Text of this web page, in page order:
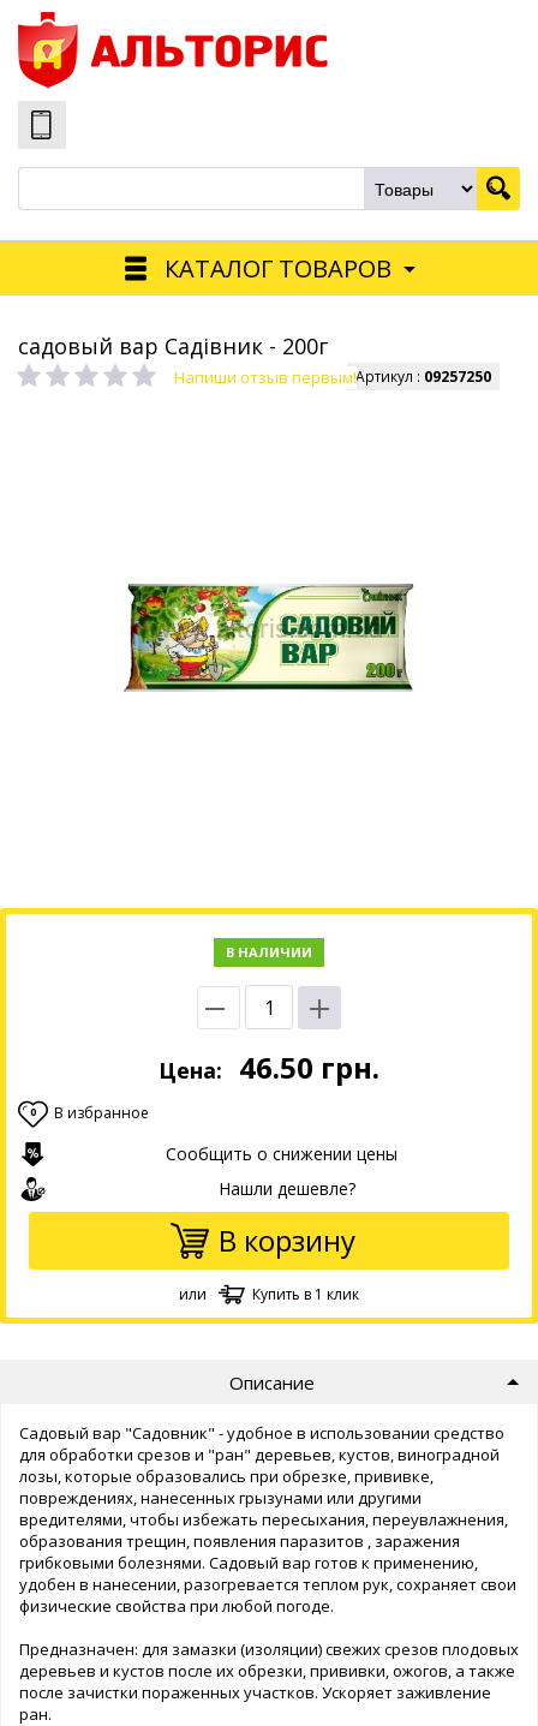
КАТАЛОГ ТОВАРОВ
садовый вар Садівник - 200г
Напиши отзыв первым!Артикул : 09257250
В НАЛИЧИИ
Цена: 46.50 грн.
0 В избранное
Сообщить о снижении цены
Нашли дешевле?
В корзину
или Купить в 1 клик
Описание
Садовый вар "Садовник" - удобное в использовании средство
для обработки срезов и "ран" деревьев, кустов, виноградной
лозы, которые образовались при обрезке, прививке,
повреждениях, нанесенных грызунами или другими
вредителями, чтобы избежать пересыхания, переувлажнения,
образования трещин, появления паразитов , заражения
грибковыми болезнями. Садовый вар готов к применению,
удобен в нанесении, разогревается теплом рук, сохраняет свои
физические свойства при любой погоде.
Предназначен: для замазки (изоляции) свежих срезов плодовых
деревьев и кустов после их обрезки, прививки, ожогов, а также
после зачистки пораженных участков. Ускоряет заживление
ран.